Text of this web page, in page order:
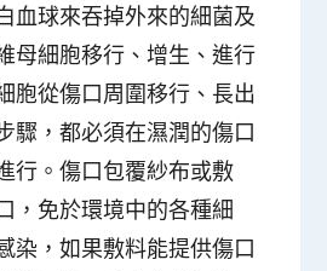
血球來吞掉外來的細菌及
母細胞移行、增生、進行
胞從傷口周圍移行、長出
驟，都必須在濕潤的傷口
行 。傷口包覆紗布或敷
，免於環境中的各種細
染，如果敷料能提供傷口